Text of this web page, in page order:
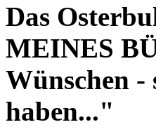
Das
MEINES
Wünschen -
haben..."